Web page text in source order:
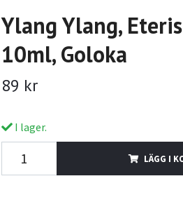
Ylang Ylang,
10ml, Goloka
89 kr
I lager.
LÄGG I